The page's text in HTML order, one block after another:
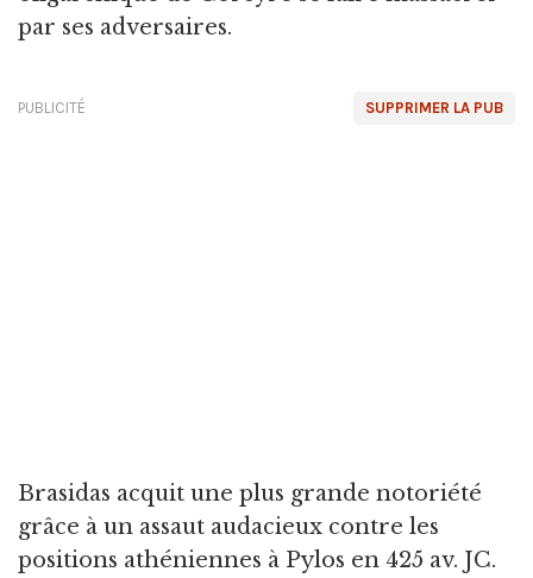
par ses adversaires.
SUPPRIMER LA PUB
PUBLICITÉ
Brasidas acquit une plus grande notoriété
grâce à un assaut audacieux contre les
positions athéniennes à Pylos en 425 av. JC.